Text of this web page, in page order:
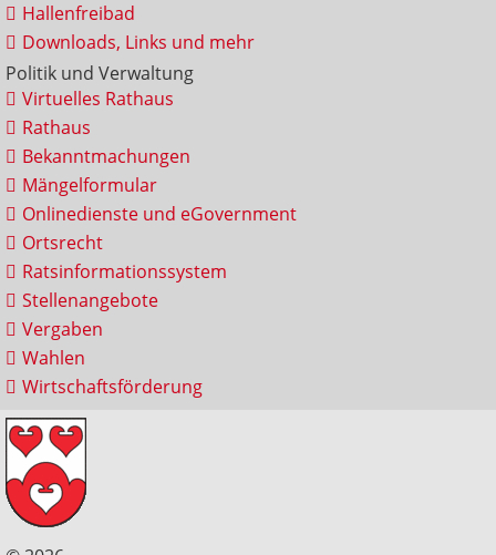
Hallenfreibad
Downloads, Links und mehr
Politik und Verwaltung
Virtuelles Rathaus
Rathaus
Bekanntmachungen
Mängelformular
Onlinedienste und eGovernment
Ortsrecht
Ratsinformationssystem
Stellenangebote
Vergaben
Wahlen
Wirtschaftsförderung